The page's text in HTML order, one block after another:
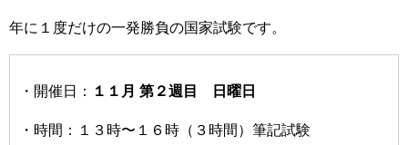
年に１度だけの一発勝負の国家試験です。
・開催日： １１月 第２週目 日曜日
・時間：１３時〜１６時（３時間）筆記試験